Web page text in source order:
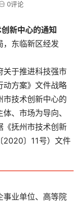
0评论
新中心的通知
，东临新区经发
关于推进科技强市
动方案》文件战略
市技术创新中心的
、市场为导向、
《抚州市技术创新
2020〕11号）文件
事业单位、高等院